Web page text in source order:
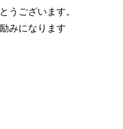
うございます。
みになります